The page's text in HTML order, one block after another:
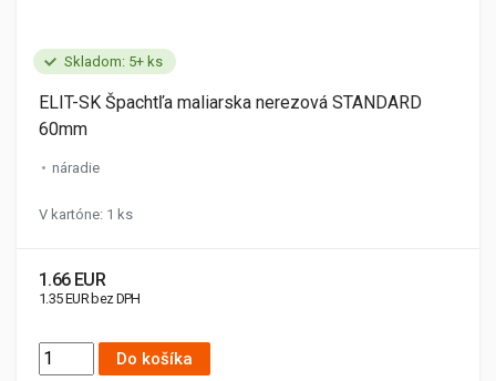
Skladom: 5+ ks
ELIT-SK Špachtľa maliarska nerezová STANDARD
60mm
náradie
V kartóne: 1 ks
1.66 EUR
1.35 EUR bez DPH
Do košíka